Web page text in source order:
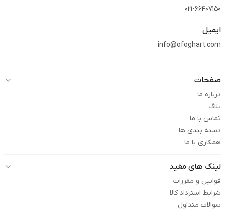
021-66407150
ایمیل
info@ofoghart.com
صفحات
درباره ما
بلاگ
تماس با ما
دسته بندی ها
همکاری با ما
لینک های مفید
قوانین و مقررات
شرایط استرداد کالا
سوالات متداول